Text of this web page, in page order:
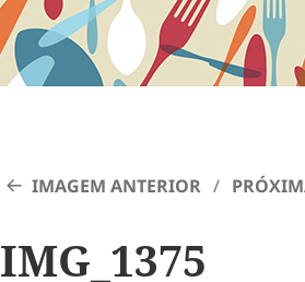
IMAGEM ANTERIOR
IMG_1375